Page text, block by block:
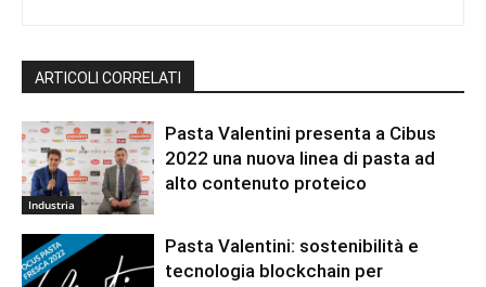
ARTICOLI CORRELATI
Industria
Pasta Valentini presenta a Cibus
2022 una nuova linea di pasta ad
alto contenuto proteico
Pasta Valentini: sostenibilità e
tecnologia blockchain per